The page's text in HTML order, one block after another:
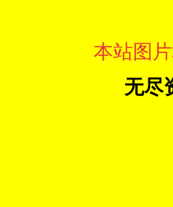
本站图
无尽